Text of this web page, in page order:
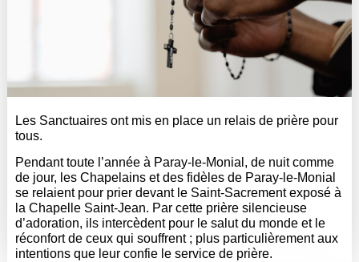
Les Sanctuaires ont mis en place un relais de prière pour
tous.
Pendant toute l’année à Paray-le-Monial, de nuit comme
de jour, les Chapelains et des fidèles de Paray-le-Monial
se relaient pour prier devant le Saint-Sacrement exposé à
la Chapelle Saint-Jean. Par cette prière silencieuse
d’adoration, ils intercèdent pour le salut du monde et le
réconfort de ceux qui souffrent ; plus particulièrement aux
intentions que leur confie le service de prière.